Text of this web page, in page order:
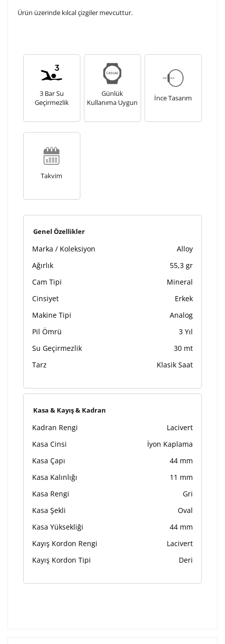
10
3. Satır
10 / 10
Ön İzleme
tamamlandıktan sonra siparişiniz kargoya verilecektir.
Kişiselleştirilmiş
Ürün üzerinde kılcal çizgiler mevcuttur.
3 Bar Su
Geçirmezlik
Günlük
Kullanıma Uygun
İnce Tasarım
Takvim
Genel Özellikler
Marka / Koleksiyon
Alloy
Ağırlık
55,3 gr
Cam Tipi
Mineral
Cinsiyet
Erkek
Makine Tipi
Analog
Pil Ömrü
3 Yıl
Su Geçirmezlik
30 mt
Tarz
Klasik Saat
Kasa & Kayış & Kadran
Kadran Rengi
Lacivert
Kasa Cinsi
İyon Kaplama
Kasa Çapı
44 mm
Kasa Kalınlığı
11 mm
Kasa Rengi
Gri
Kasa Şekli
Oval
Kasa Yüksekliği
44 mm
Kayış Kordon Rengi
Lacivert
Kayış Kordon Tipi
Deri